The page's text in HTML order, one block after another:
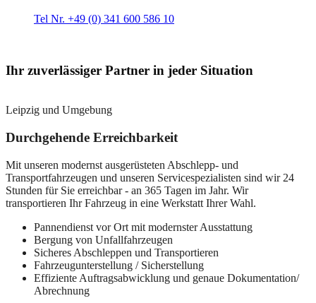
Tel Nr. +49 (0) 341 600 586 10
Ihr zuverlässiger Partner in jeder Situation
Leipzig und Umgebung
Durchgehende Erreichbarkeit
Mit unseren modernst ausgerüsteten Abschlepp- und
Transportfahrzeugen und unseren Servicespezialisten sind wir 24
Stunden für Sie erreichbar - an 365 Tagen im Jahr. Wir
transportieren Ihr Fahrzeug in eine Werkstatt Ihrer Wahl.
Pannendienst vor Ort mit modernster Ausstattung
Bergung von Unfallfahrzeugen
Sicheres Abschleppen und Transportieren
Fahrzeugunterstellung / Sicherstellung
Effiziente Auftragsabwicklung und genaue Dokumentation/
Abrechnung